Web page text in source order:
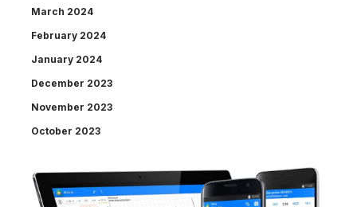
March 2024
February 2024
January 2024
December 2023
November 2023
October 2023